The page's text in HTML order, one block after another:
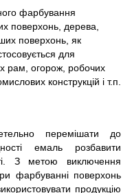
фарбування
поверхонь, дерева,
поверхонь, як
для
рам, огорож, робочих
конструкцій і т.п.
перемішати до
емаль розбавити
З метою виключення
фарбуванні поверхонь
продукцію